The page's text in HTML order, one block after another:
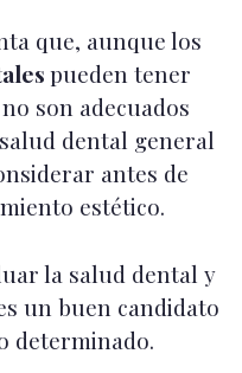
que, aunque los
pueden tener
son adecuados
dental general
antes de
estético.
la salud dental y
un buen candidato
determinado.